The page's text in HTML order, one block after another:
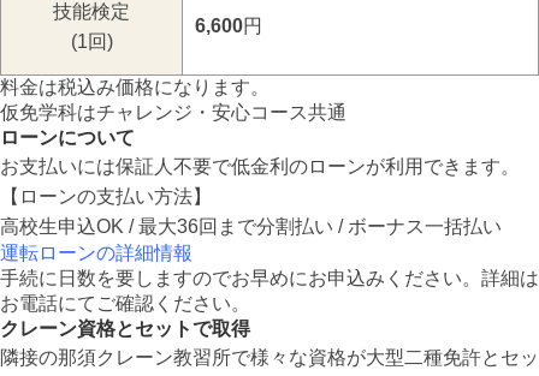
技能検定
(1回)
6,600円
料金は税込み価格になります。
仮免学科はチャレンジ・安心コース共通
ローンについて
お支払いには保証人不要で低金利のローンが利用できます。
【ローンの支払い方法】
高校生申込OK / 最大36回まで分割払い / ボーナス一括払い
運転ローンの詳細情報
手続に日数を要しますのでお早めにお申込みください。詳細は
お電話にてご確認ください。
クレーン資格とセットで取得
隣接の那須クレーン教習所で様々な資格が大型二種免許とセッ